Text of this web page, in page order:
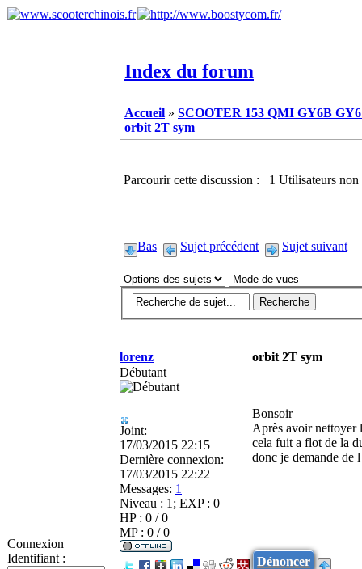
Connexion
Identifiant :
Index du forum
Accueil » SCOOTER 153 QMI GY6B
orbit 2T sym
Parcourir cette discussion : 1 Utilisateurs non
Bas Sujet précédent Sujet suivant
lorenz
orbit 2T sym
Débutant
Joint:
17/03/2015 22:15
Dernière connexion:
17/03/2015 22:22
Messages: 1
Niveau : 1; EXP : 0
HP : 0 / 0
MP : 0 / 0
Bonsoir
Après avoir nettoyer
cela fuit a flot de la
donc je demande de
Dénoncer